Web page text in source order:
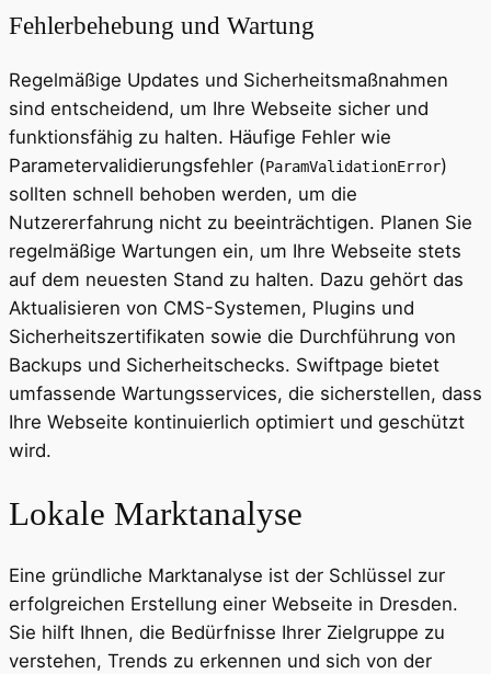
Fehlerbehebung und Wartung
Regelmäßige Updates und Sicherheitsmaßnahmen
sind entscheidend, um Ihre Webseite sicher und
funktionsfähig zu halten. Häufige Fehler wie
Parametervalidierungsfehler (ParamValidationError)
sollten schnell behoben werden, um die
Nutzererfahrung nicht zu beeinträchtigen. Planen Sie
regelmäßige Wartungen ein, um Ihre Webseite stets
auf dem neuesten Stand zu halten. Dazu gehört das
Aktualisieren von CMS-Systemen, Plugins und
Sicherheitszertifikaten sowie die Durchführung von
Backups und Sicherheitschecks. Swiftpage bietet
umfassende Wartungsservices, die sicherstellen, dass
Ihre Webseite kontinuierlich optimiert und geschützt
wird.
Lokale Marktanalyse
Eine gründliche Marktanalyse ist der Schlüssel zur
erfolgreichen Erstellung einer Webseite in Dresden.
Sie hilft Ihnen, die Bedürfnisse Ihrer Zielgruppe zu
verstehen, Trends zu erkennen und sich von der